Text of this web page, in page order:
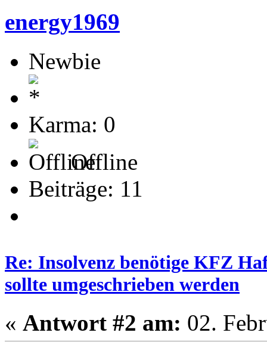
energy1969
Newbie
Karma: 0
Offline
Beiträge: 11
Re: Insolvenz benötige KFZ
sollte umgeschrieben werden
« Antwort #2 am: 02.